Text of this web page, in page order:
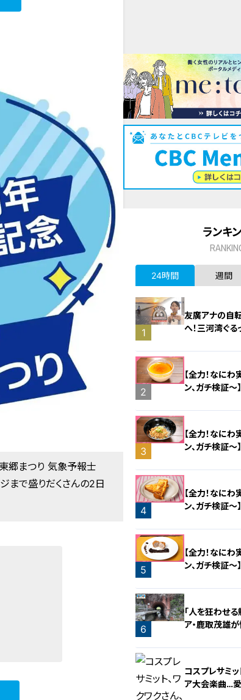
郷まつり 気象予報士
まで盛りだくさんの2日
ランキ
24時間 週間
1
友廣アナの自
へ！三河湾ぐ
2
【全力！なに
ン、ガチ検証～
3
【全力！なに
ン、ガチ検証～
4
【全力！なに
ン、ガチ検証～
5
【全力！なに
ン、ガチ検証～
6
「人を狂わせ
ア・鹿取茂雄
コスプレサミッ
ア大会楽曲…